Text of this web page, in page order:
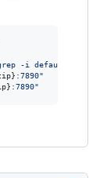
-i default
:7890"
:7890"